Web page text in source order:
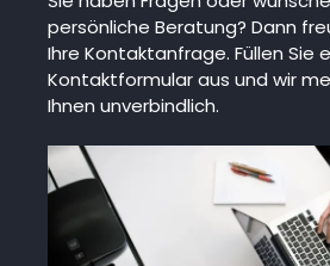
persönliche Beratung? Dann
Ihre Kontaktanfrage. Füllen Sie
Kontaktformular aus und wir
Ihnen unverbindlich.